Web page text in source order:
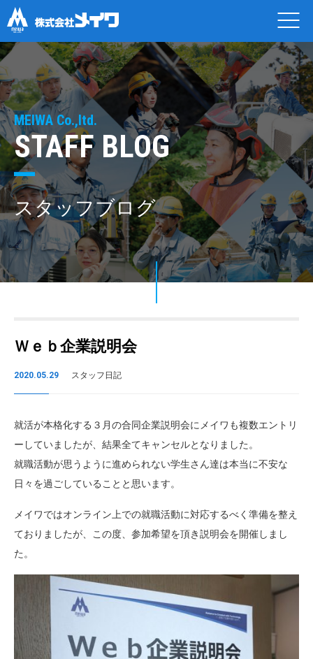
MEIWA Co.,ltd.
STAFF BLOG
スタッフブログ
Ｗｅｂ企業説明会
2020.05.29 スタッフ日記
就活が本格化する３月の合同企業説明会にメイワも複数エントリ
ーしていましたが、結果全てキャンセルとなりました。
就職活動が思うように進められない学生さん達は本当に不安な
日々を過ごしていることと思います。
メイワではオンライン上での就職活動に対応するべく準備を整え
ておりましたが、この度、参加希望を頂き説明会を開催しまし
た。